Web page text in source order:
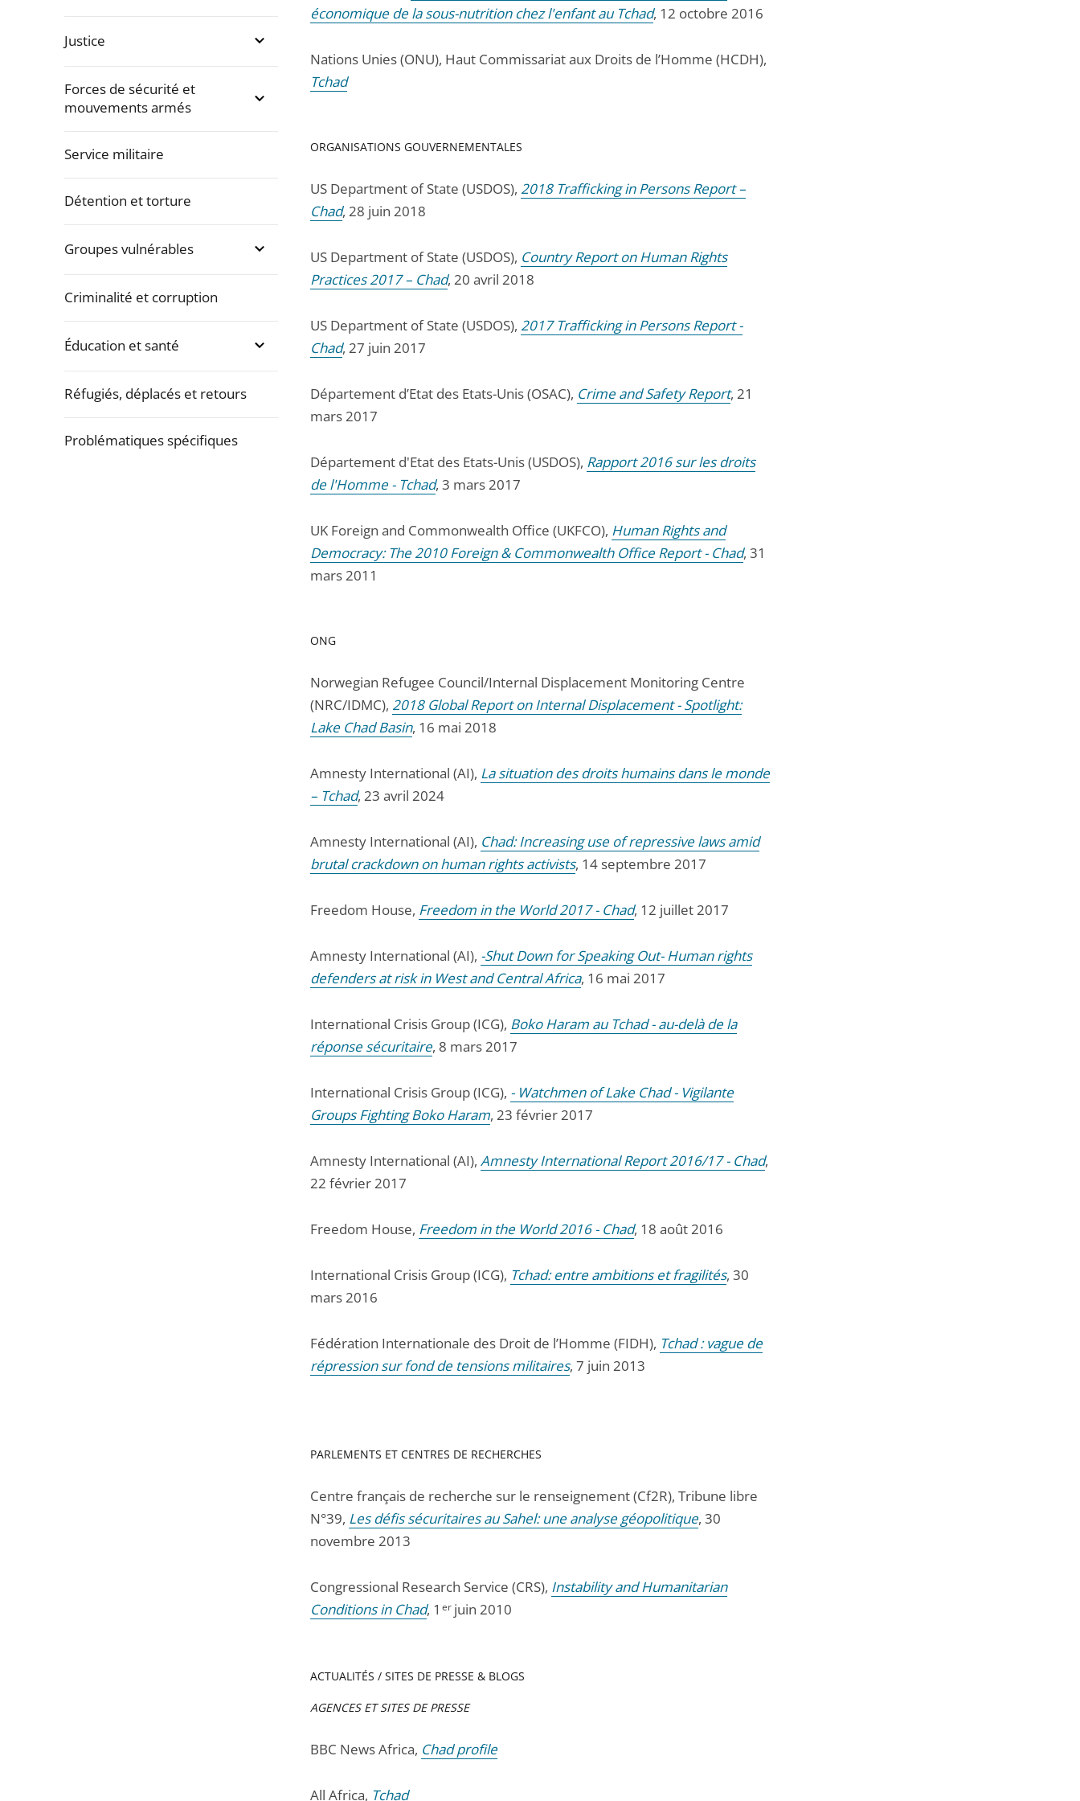
Justice
Forces de sécurité et
mouvements armés
Service militaire
Détention et torture
Groupes vulnérables
Criminalité et corruption
Éducation et santé
Réfugiés, déplacés et retours
Problématiques spécifiques
économique de la sous-nutrition chez l'enfant au Tchad, 12 octobre 2016
Nations Unies (ONU), Haut Commissariat aux Droits de l’Homme (HCDH),
Tchad
ORGANISATIONS GOUVERNEMENTALES
US Department of State (USDOS), 2018 Trafficking in Persons Report –
Chad, 28 juin 2018
US Department of State (USDOS), Country Report on Human Rights
Practices 2017 – Chad, 20 avril 2018
US Department of State (USDOS), 2017 Trafficking in Persons Report -
Chad, 27 juin 2017
Département d’Etat des Etats-Unis (OSAC), Crime and Safety Report, 21
mars 2017
Département d'Etat des Etats-Unis (USDOS), Rapport 2016 sur les droits
de l'Homme - Tchad, 3 mars 2017
UK Foreign and Commonwealth Office (UKFCO), Human Rights and
Democracy: The 2010 Foreign & Commonwealth Office Report - Chad, 31
mars 2011
ONG
Norwegian Refugee Council/Internal Displacement Monitoring Centre
(NRC/IDMC), 2018 Global Report on Internal Displacement - Spotlight:
Lake Chad Basin, 16 mai 2018
Amnesty International (AI), La situation des droits humains dans le monde
– Tchad, 23 avril 2024
Amnesty International (AI), Chad: Increasing use of repressive laws amid
brutal crackdown on human rights activists, 14 septembre 2017
Freedom House, Freedom in the World 2017 - Chad, 12 juillet 2017
Amnesty International (AI), -Shut Down for Speaking Out- Human rights
defenders at risk in West and Central Africa, 16 mai 2017
International Crisis Group (ICG), Boko Haram au Tchad - au-delà de la
réponse sécuritaire, 8 mars 2017
International Crisis Group (ICG), - Watchmen of Lake Chad - Vigilante
Groups Fighting Boko Haram, 23 février 2017
Amnesty International (AI), Amnesty International Report 2016/17 - Chad,
22 février 2017
Freedom House, Freedom in the World 2016 - Chad, 18 août 2016
International Crisis Group (ICG), Tchad: entre ambitions et fragilités, 30
mars 2016
Fédération Internationale des Droit de l’Homme (FIDH), Tchad : vague de
répression sur fond de tensions militaires, 7 juin 2013
PARLEMENTS ET CENTRES DE RECHERCHES
Centre français de recherche sur le renseignement (Cf2R), Tribune libre
N°39, Les défis sécuritaires au Sahel: une analyse géopolitique, 30
novembre 2013
Congressional Research Service (CRS), Instability and Humanitarian
Conditions in Chad, 1 erjuin 2010
ACTUALITÉS / SITES DE PRESSE & BLOGS
AGENCES ET SITES DE PRESSE
BBC News Africa, Chad profile
All Africa, Tchad